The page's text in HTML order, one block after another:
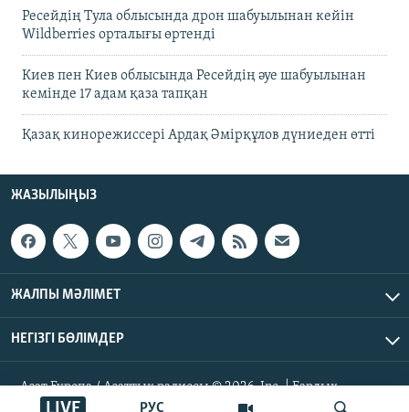
РУС
Ресейдің Тула облысында дрон шабуылынан кейін
Wildberries орталығы өртенді
Киев пен Киев облысында Ресейдің әуе шабуылынан
кемінде 17 адам қаза тапқан
Қазақ кинорежиссері Ардақ Әмірқұлов дүниеден өтті
ЖАЗЫЛЫҢЫЗ
ЖАЛПЫ МӘЛІМЕТ
НЕГІЗГІ БӨЛІМДЕР
Азат Еуропа / Азаттық радиосы © 2026, Inc. | Барлық
құқықтары қорғалған